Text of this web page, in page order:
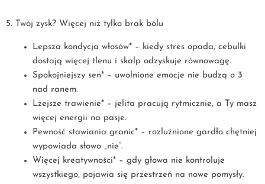
5. Twój zysk? Więcej niż tylko brak bólu
Lepsza kondycja włosów* – kiedy stres opada, cebulki
dostają więcej tlenu i skalp odzyskuje równowagę.
Spokojniejszy sen* – uwolnione emocje nie budzą o 3
nad ranem.
Lżejsze trawienie* – jelita pracują rytmicznie, a Ty masz
więcej energii na pasje.
Pewność stawiania granic* – rozluźnione gardło chętniej
wypowiada słowo „nie”.
Więcej kreatywności* – gdy głowa nie kontroluje
wszystkiego, pojawia się przestrzeń na nowe pomysły.